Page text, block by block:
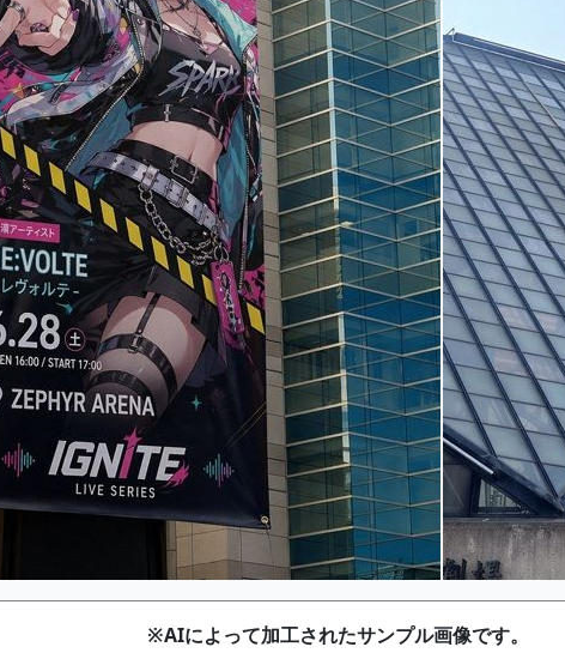
※AIによって加工されたサンプル画像です。